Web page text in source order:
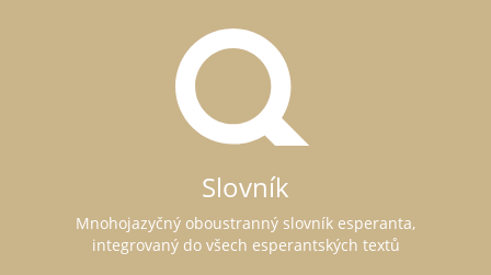
Slovník
Mnohojazyčný oboustranný slovník esperanta,
integrovaný do všech esperantských textů